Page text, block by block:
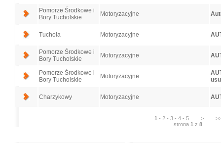
Pomorze Środkowe i
Bory Tucholskie
Motoryzacyjne
Tuchola Motoryzacyjne
Pomorze Środkowe i
Bory Tucholskie
Motoryzacyjne
Pomorze Środkowe i
Bory Tucholskie
Motoryzacyjne
Charzykowy Motoryzacyjne
1 - 2 - 3 - 4 - 5 >
>>
strona 1 z 8